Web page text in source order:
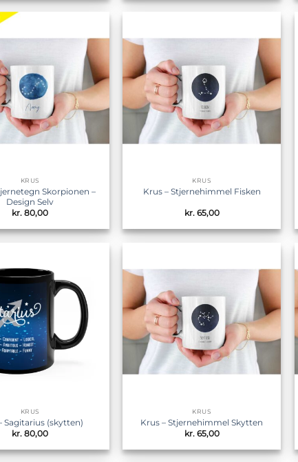
Tilføj til
ønskeliste
KRUS
Skorpionen –
Design Selv
kr. 80,00
Tilføj til
ønskeliste
KRUS
Krus – Stjernehimmel Fisken
kr.65,00
ønskeliste
KRUS
Sagitarius (skytten)
kr. 80,00
Tilføj til
ønskeliste
KRUS
Krus – Stjernehimmel Skytten
kr.65,00